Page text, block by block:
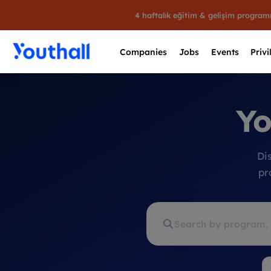
4 haftalık eğitim & gelişim
Companies Jobs Events